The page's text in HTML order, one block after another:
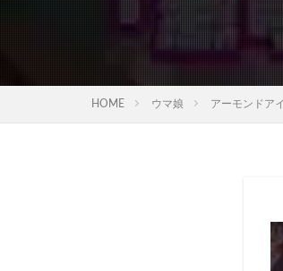
HOME ウマ娘 アーモンドア